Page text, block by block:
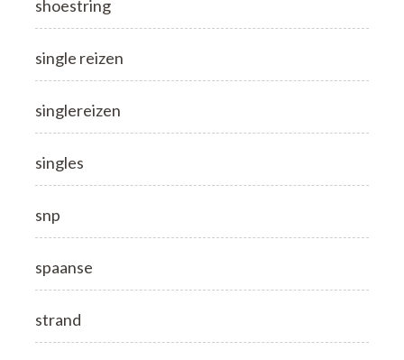
shoestring
single reizen
singlereizen
singles
snp
spaanse
strand